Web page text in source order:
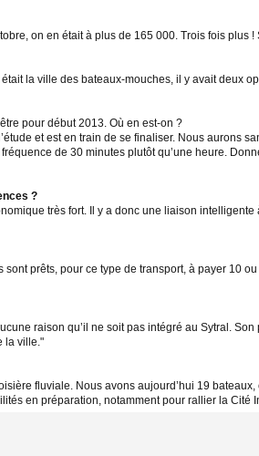
on en était à plus de 165 000. Trois fois plus !
la ville des bateaux-mouches, il y avait deux
pour début 2013. Où en est-on ?
et est en train de se finaliser. Nous aurons
de 30 minutes plutôt qu’une heure.
?
très fort. Il y a donc une liaison intelligente
prêts, pour ce type de transport, à payer 10
raison qu’il ne soit pas intégré au Sytral.
la ville."
fluviale. Nous avons aujourd’hui 19
en préparation, notamment pour rallier la Cité